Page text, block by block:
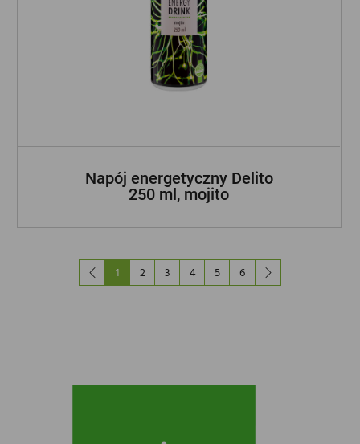
Napój energetyczny Delito
250 ml, mojito